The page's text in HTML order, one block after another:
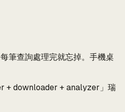
筆查詢處理完就忘掉。手機桌
+ downloader + analyzer」瑞